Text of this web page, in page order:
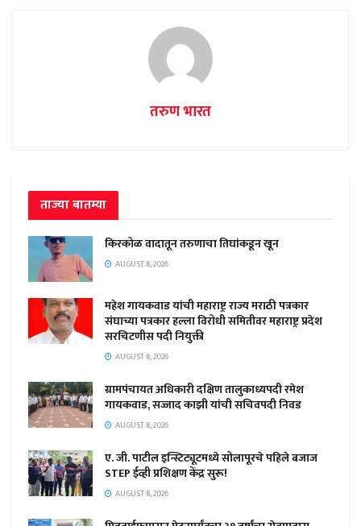
तरुण भारत
ताज्या बातम्या
किरकोळ वादातून तरुणाचा तिघांकडून खून
AUGUST 8, 2026
महेश गायकवाड यांची महाराष्ट्र राज्य मराठी पत्रकार
संघाच्या पत्रकार हल्ला विरोधी समितीवर महाराष्ट्र प्रदेश
सरचिटणीस पदी नियुक्ती
AUGUST 8, 2026
ग्रामपंचायत अधिकारी दक्षिण तालुकाध्यपदी रमेश
गायकवाड, सज्जाद काझी यांची सचिवपदी निवड
AUGUST 8, 2026
ए. जी. पाटील इन्स्टिट्यूटमध्ये सोलापूरचे पहिले बजाज
STEP ईव्ही प्रशिक्षण केंद्र सुरू!
AUGUST 8, 2026